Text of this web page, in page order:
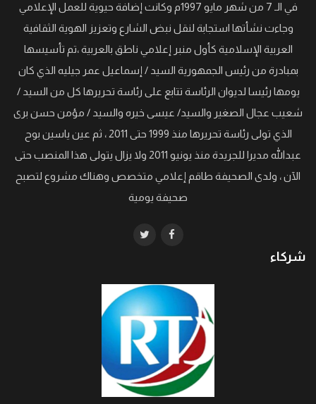
في الـ 7 من شهر مايو 1997م وكانت إضافة حيوية للعمل الإعلامي
وجاءت نشأتها استجابة لنقل نبض الشارع وتعزيز الهوية الثقافية
العربية الإسلامية كأول منبر إعلامي ناطق بالعربية ،تم تأسيسها
بمبادرة من رئيس الجمهورية السيد / إسماعيل عمر جيليه الذي كان
يومها رئيسا لديوان الرئاسة تتابع على رئاسة تحريرها كل من السيد /
شعيب عجال الصغير والسيد/ عيسى خيره والسيد / مؤمن حسن برى
الذي تولى رئاسة تحريرها منذ 1999 حتى 2011 ، ثم عين ياسين بوح
عبدالله مديرا للجريدة منذ يونيو 2011 ولا يزال يتولى هذا المنصب حتى
الآن ، ولدى الصحيفة طاقم إعلامي متخصص وهناك مشروع لتصبح
صحيفة يومية
شركاء